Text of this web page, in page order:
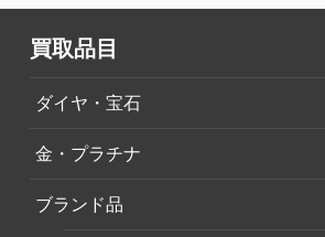
買取品目
ダイヤ・宝石
金・プラチナ
ブランド品